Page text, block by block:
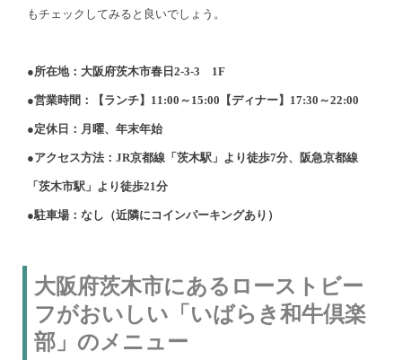
もチェックしてみると良いでしょう。
●所在地：大阪府茨木市春日2-3-3 1F
●営業時間：【ランチ】11:00～15:00【ディナー】17:30～22:00
●定休日：月曜、年末年始
●アクセス方法：JR京都線「茨木駅」より徒歩7分、阪急京都線
「茨木市駅」より徒歩21分
●駐車場：なし（近隣にコインパーキングあり）
大阪府茨木市にあるローストビー
フがおいしい「いばらき和牛倶楽
部」のメニュー